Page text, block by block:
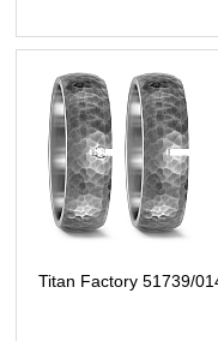
Titan Factory 51739/